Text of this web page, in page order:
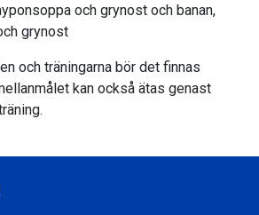
och grynost och banan,
grynost
och träningarna bör det finnas
kan också ätas genast